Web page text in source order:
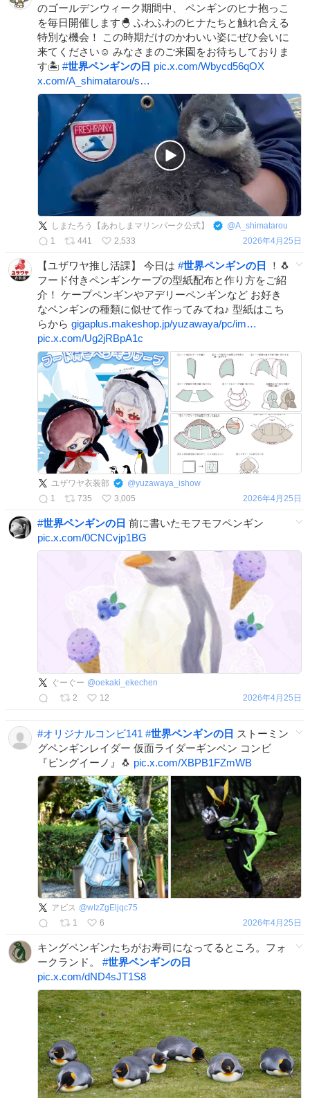
のゴールデンウィーク期間中、 ペンギンのヒナ抱っこ
を毎日開催します🐣 ふわふわのヒナたちと触れ合える
特別な機会！ この時期だけのかわいい姿にぜひ会いに
来てください☺️ みなさまのご来園をお待ちしておりま
す🏝️ #世界ペンギンの日 pic.x.com/Wbycd56qOX
x.com/A_shimatarou/s…
しまたろう【あわしまマリンパーク公式】 @A_shimatarou
1
441 2,533 2026年4月25日
【ユザワヤ推し活課】 今日は #世界ペンギンの日
！🐧
フード付きペンギンケープの型紙配布と作り方をご紹
介！ ケープペンギンやアデリーペンギンなど お好き
なペンギンの種類に似せて作ってみてね♪ 型紙はこち
らから gigaplus.makeshop.jp/yuzawaya/pc/im…
pic.x.com/Ug2jRBpA1c
ユザワヤ衣装部 @yuzawaya_ishow
1
735 3,005 2026年4月25日
#世界ペンギンの日 前に書いたモフモフペンギン
pic.x.com/0CNCvjp1BG
ぐーぐー @oekaki_ekechen
2
12 2026年4月25日
#オリジナルコンビ141 #世界ペンギンの日 ストーミン
グペンギンレイダー 仮面ライダーギンペン コンビ
『ピングイーノ』🐧 pic.x.com/XBPB1FZmWB
アビス @wIzZgEljqc75
1
6 2026年4月25日
キングペンギンたちがお寿司になってるところ。フォ
ークランド。 #世界ペンギンの日
pic.x.com/dND4sJT1S8